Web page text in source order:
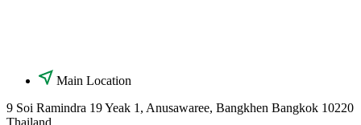
Main Location
9 Soi Ramindra 19 Yeak 1, Anusawaree, Bangkhen Bangkok 10220
Thailand